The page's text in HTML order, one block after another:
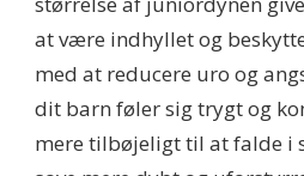
at være indhyllet og
med at reducere uro og
dit barn føler sig trygt og
mere tilbøjeligt til at falde i